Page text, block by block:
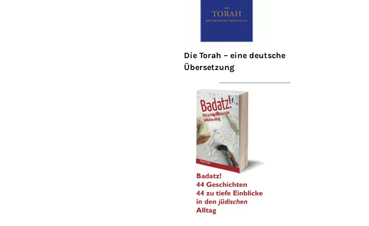
Die Torah – eine deutsche
Übersetzung